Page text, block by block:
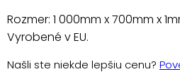
Rozmer: 1 000mm x 700mm x
Vyrobené v EU.
Našli ste niekde lepšiu cenu?